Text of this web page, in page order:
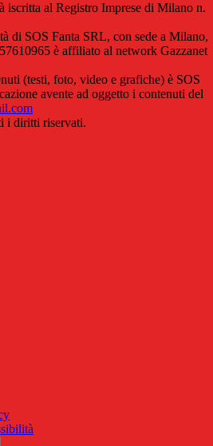
iscritta al Registro Imprese di Milano n.
di SOS Fanta SRL, con sede a Milano,
è affiliato al network Gazzanet
(testi, foto, video e grafiche) è SOS
avente ad oggetto i contenuti del
i diritti riservati.